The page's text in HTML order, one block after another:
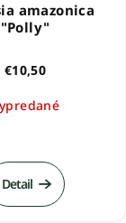
amazonica
"Polly"
€10,50
Detail